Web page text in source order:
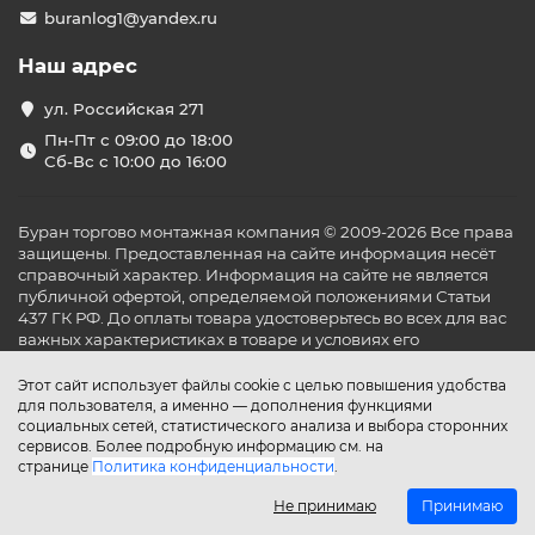
электроэнергии.
Модели с функцией обогрева:
Кондиционеры с ионизацией воздуха:
улучшают качество воздуха в помещении.
Каждая модель отличается надёжностью, современным
дизайном и высоким уровнем энергоэффективности.
Современные настенные кондиционеры оснащены
рядом полезных функций:
Инверторное управление:
стабильную работу и снижает
энергопотребление.
Система фильтрации воздуха:удаляет пыль,
аллергены и неприятные запахи.
Управление через Wi-Fi:позволяет
контролировать работу кондиционера с помощью
смартфона.
Низкий уровень шума:обеспечивает комфорт
Преимущества покупки в «Буран
Этот сайт использует файлы cookie с целью повышения удобства
для пользователя, а именно — дополнения функциями
социальных сетей, статистического анализа и выбора сторонних
сервисов. Более подробную информацию см. на
странице Политика конфиденциальности.
Не принимаю Принимаю
buranlog1@yandex.ru
Наш адрес
ул. Российская 271
Пн-Пт с 09:00 до 18:00
Сб-Вс с 10:00 до 16:00
Буран торгово монтажная компания © 2009-2026 Все права
защищены. Предоставленная на сайте информация несёт
справочный характер. Информация на сайте не является
публичной офертой, определяемой положениями Статьи
437 ГК РФ. До оплаты товара удостоверьтесь во всех для вас
важных характеристиках в товаре и условиях его